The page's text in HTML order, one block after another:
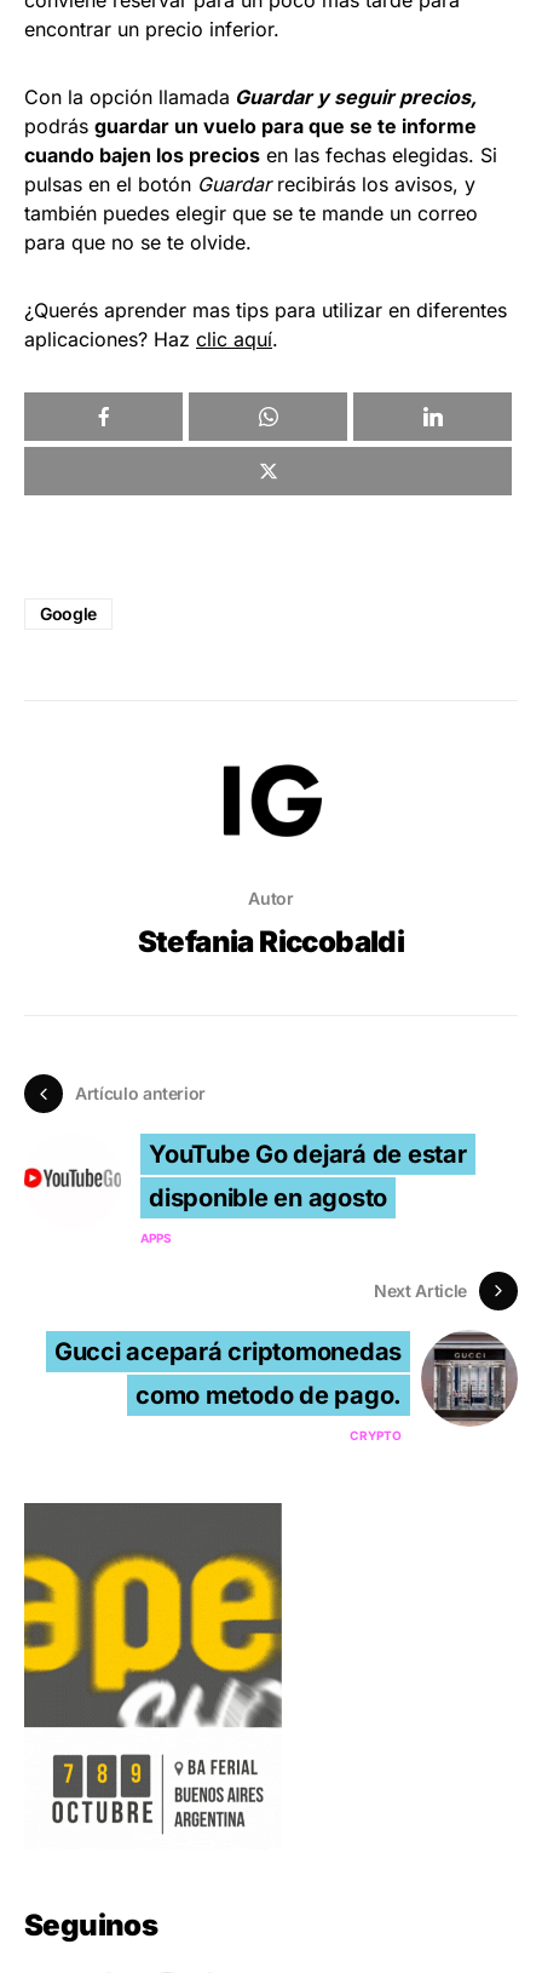
encontrar un precio inferior.
Con la opción llamada Guardar y seguir precios,
podrás guardar un vuelo para que se te informe
cuando bajen los precios en las fechas elegidas. Si
pulsas en el botón Guardarrecibirás los avisos, y
también puedes elegir que se te mande un correo
para que no se te olvide.
¿Querés aprender mas tips para utilizar en diferentes
aplicaciones? Haz clic aquí.
Google
Autor
Stefania Riccobaldi
Artículo anterior
YouTube Go dejará de estar
disponible en agosto
APPS
Next Article
Gucci acepará criptomonedas
como metodo de pago.
CRYPTO
Seguinos